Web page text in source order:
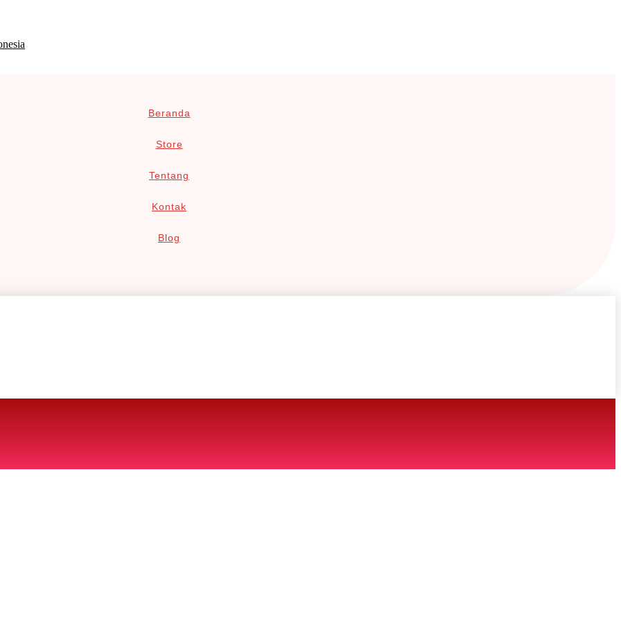
Beranda
Store
Tentang
Kontak
Blog